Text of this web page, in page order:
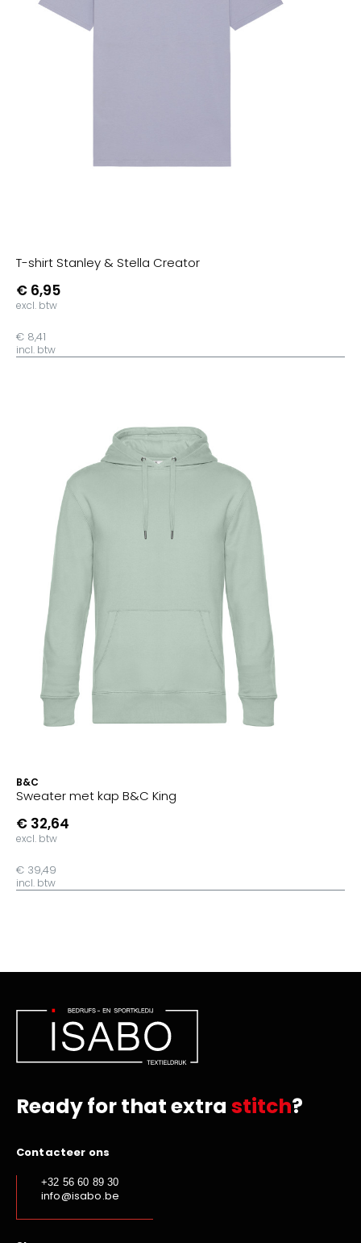
T-shirt Stanley & Stella Creator
€ 6,95
excl. btw
€ 8,41
incl. btw
B&C
Sweater met kap B&C King
€ 32,64
excl. btw
€ 39,49
incl. btw
Ready for that extra stitch?
Contacteer ons
+32 56 60 89 30
info@isabo.be